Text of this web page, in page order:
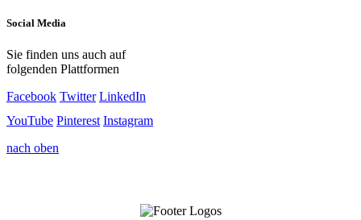
Social Media
Sie finden uns auch auf
folgenden Plattformen
Facebook Twitter LinkedIn
YouTube Pinterest Instagram
nach oben